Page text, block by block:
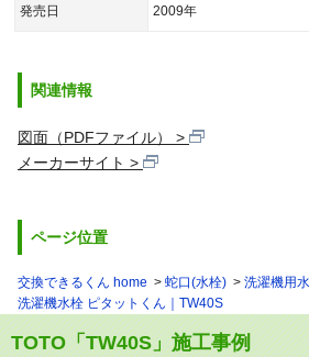
発売日 2009年
関連情報
図面（PDFファイル）
メーカーサイト
ページ位置
交換できるくん home 蛇口(水栓) 洗濯機用
洗濯機水栓 ピタットくん｜TW40S
TOTO「TW40S」施工事例